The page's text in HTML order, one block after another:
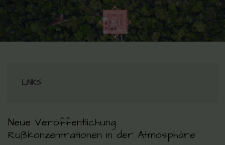
LINKS
Neue Veröffentlichung:
Rußkonzentrationen in der Atmosphäre